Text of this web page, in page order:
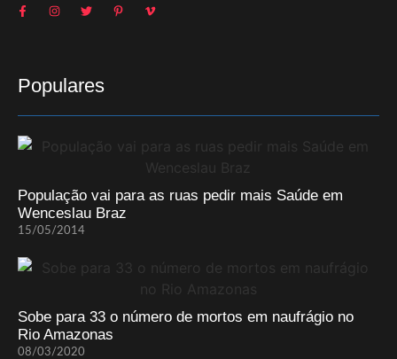
Populares
População vai para as ruas pedir mais Saúde em
Wenceslau Braz
15/05/2014
Sobe para 33 o número de mortos em naufrágio no
Rio Amazonas
08/03/2020